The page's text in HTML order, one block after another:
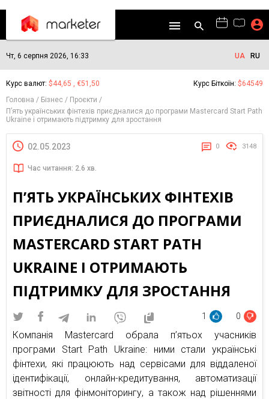
Чт, 6 серпня 2026, 16:33 UA RU
Курс валют: $44,65 , €51,50 Курс Біткоїн: $64549
Головна
Бізнес
Проєкти
П’ять українських фінтехів приєдналися до програми Mastercard Start Path
Ukraine і отримають підтримку для зростання
02.05.2023 0 3148
Час читання: 2.6 хв.
П’ЯТЬ УКРАЇНСЬКИХ ФІНТЕХІВ
ПРИЄДНАЛИСЯ ДО ПРОГРАМИ
MASTERCARD START PATH
UKRAINE І ОТРИМАЮТЬ
ПІДТРИМКУ ДЛЯ ЗРОСТАННЯ
1 0
Компанія Mastercard обрала п’ятьох учасників
програми Start Path Ukraine: ними стали українські
фінтехи, які працюють над сервісами для віддаленої
ідентифікації, онлайн-кредитування, автоматизації
звітності для фінмоніторингу, а також над рішеннями